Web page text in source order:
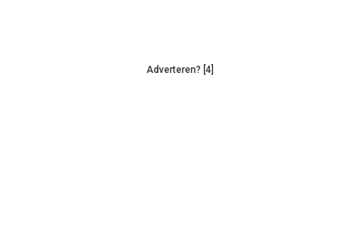
Adverteren? [4]